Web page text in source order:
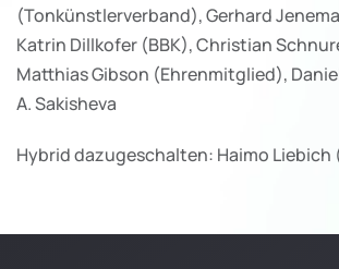
(Tonkünstlerverband), Gerhard
Katrin Dillkofer (BBK), Christian
Matthias Gibson (Ehrenmitglied),
A. Sakisheva
Hybrid dazugeschalten: Haimo Liebich